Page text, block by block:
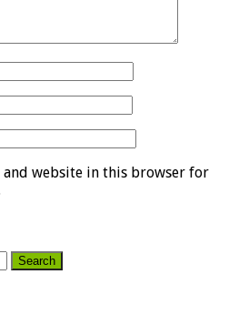
and website in this browser for